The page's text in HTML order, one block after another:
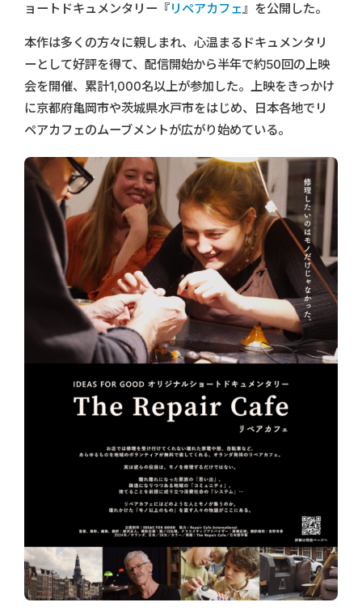
ョートドキュメンタリー『リペアカフェ』を公開した。
本作は多くの方々に親しまれ、心温まるドキュメンタリ
ーとして好評を得て、配信開始から半年で約50回の上映
会を開催、累計1,000名以上が参加した。上映をきっかけ
に京都府亀岡市や茨城県水戸市をはじめ、日本各地でリ
ペアカフェのムーブメントが広がり始めている。